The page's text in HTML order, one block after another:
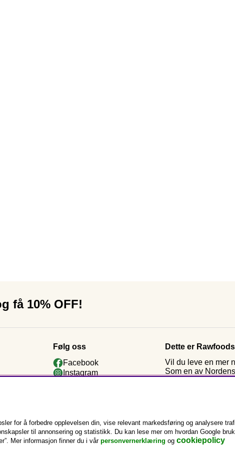
få 10% OFF!
Følg oss
Facebook
Instagram
Dette er
Vil du leve en mer
Som en av
for å forbedre opplevelsen din, vise relevant markedsføring og analysere
til annonsering og statistikk. Du kan lese mer om hvordan Google
Mer informasjon finner du i vår personvernerklæring og cookiepolicy